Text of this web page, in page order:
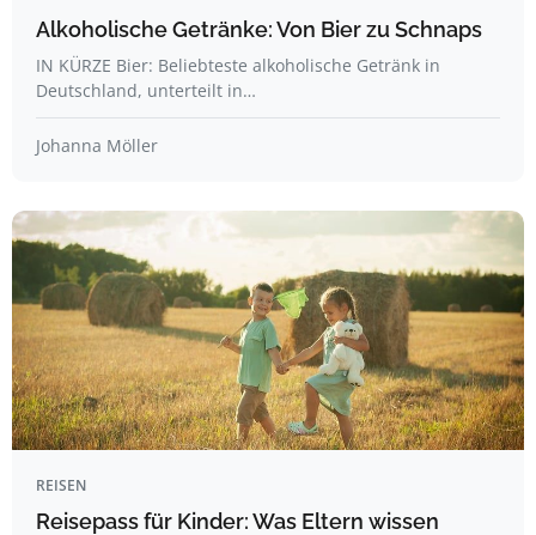
Alkoholische Getränke: Von Bier zu Schnaps
IN KÜRZE Bier: Beliebteste alkoholische Getränk in
Deutschland, unterteilt in…
Johanna Möller
REISEN
Reisepass für Kinder: Was Eltern wissen